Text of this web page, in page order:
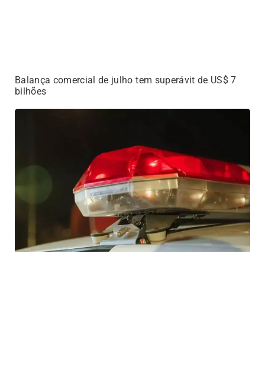
Balança comercial de julho tem superávit de US$ 7
bilhões